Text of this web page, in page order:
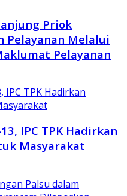
Priok
Pelayanan Melalui
Pelayanan
IPC TPK Hadirkan
Masyarakat